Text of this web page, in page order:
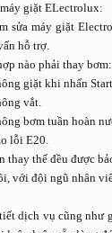
giặt ELectrolux:
sửa máy giặt
hỗ trợ.
nào phải thay bơm:
giặt khi nhấn
vắt.
bơm tuần hoàn
lỗi E20.
thay thế đều được
với đội ngũ nhân
dịch vụ cũng như